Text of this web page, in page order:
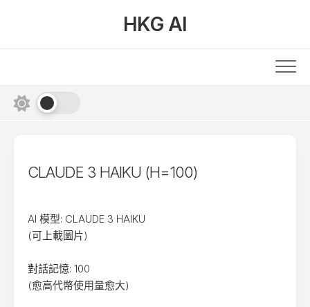
HKG AI
CLAUDE 3 HAIKU (H=100)
AI 模型: CLAUDE 3 HAIKU
(可上載圖片)
對話記憶: 100
(愈高代幣使用量愈大)